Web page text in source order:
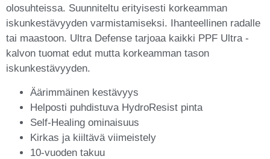
olosuhteissa. Suunniteltu erityisesti korkeamman
iskunkestävyyden varmistamiseksi. Ihanteellinen radalle
tai maastoon. Ultra Defense tarjoaa kaikki PPF Ultra -
kalvon tuomat edut mutta korkeamman tason
iskunkestävyyden.
Äärimmäinen kestävyys
Helposti puhdistuva HydroResist pinta
Self-Healing ominaisuus
Kirkas ja kiiltävä viimeistely
10-vuoden takuu